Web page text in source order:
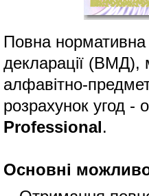
Повна нормативна
декларації (ВМД),
алфавітно-
розрахунок угод -
Professional.
Основні